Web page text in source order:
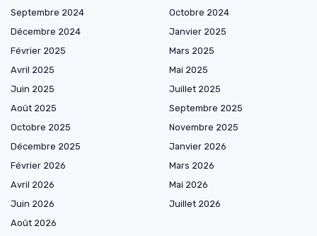
Septembre 2024
Octobre 2024
Décembre 2024
Janvier 2025
Février 2025
Mars 2025
Avril 2025
Mai 2025
Juin 2025
Juillet 2025
Août 2025
Septembre 2025
Octobre 2025
Novembre 2025
Décembre 2025
Janvier 2026
Février 2026
Mars 2026
Avril 2026
Mai 2026
Juin 2026
Juillet 2026
Août 2026